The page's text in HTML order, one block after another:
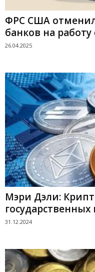
ФРС США
банков на
26.04.2025
Мэри Дэли:
31.12.2024